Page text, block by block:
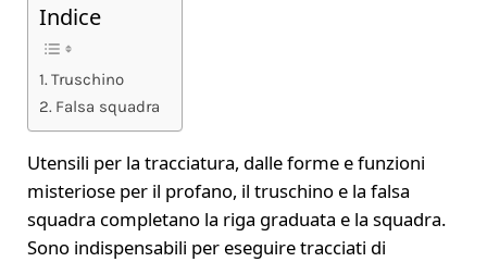
Indice
Truschino
Falsa squadra
Utensili per la tracciatura, dalle forme e funzioni
misteriose per il profano, il truschino e la falsa
squadra completano la riga graduata e la squadra.
Sono indispensabili per eseguire tracciati di